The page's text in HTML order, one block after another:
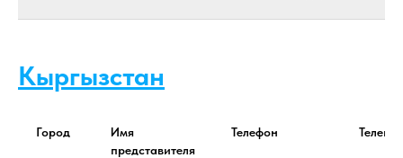
Кыргызстан
Город
Имя
представителя
Телефон